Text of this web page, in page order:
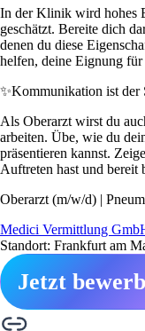
In der Klinik wird hohes
geschätzt. Bereite dich
denen du diese
helfen, deine Eignung
✨Kommunikation ist der
Als Oberarzt wirst du
arbeiten. Übe, wie du
präsentieren kannst.
Auftreten hast und bereit
Oberarzt (m/w/d) |
Medici Vermittlung
Standort: Frankfurt am
Jetzt